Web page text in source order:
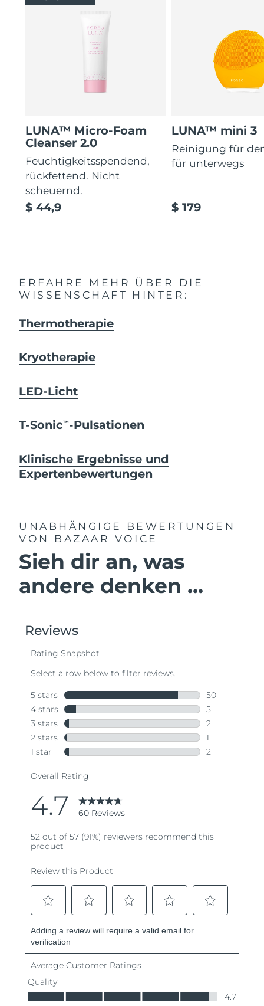
LUNA™ Micro-Foam
Cleanser 2.0
Feuchtigkeitsspendend,
rückfettend. Nicht
scheuernd.
$ 44,9
LUNA™ mini 3
Reinigung für
für unterwegs
$ 179
ERFAHRE MEHR ÜBER DIE
WISSENSCHAFT HINTER:
Thermotherapie
Kryotherapie
LED-Licht
T-SonicTM -Pulsationen
Klinische Ergebnisse und
Expertenbewertungen
UNABHÄNGIGE BEWERTUNGEN
VON BAZAAR VOICE
Sieh dir an, was
andere denken ...